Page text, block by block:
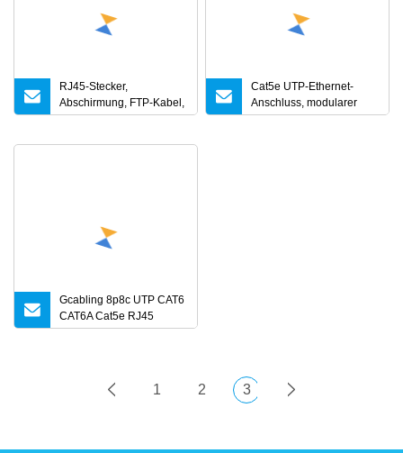
RJ45-Stecker,
Abschirmung, FTP-Kabel,
CAT6, Cat 5e, 8p8c,
Cat5e UTP-Ethernet-
Anschluss, modularer
Stecker
Gcabling 8p8c UTP CAT6
CAT6A Cat5e RJ45
Netzwerkstecker Ethernet
1 2 3